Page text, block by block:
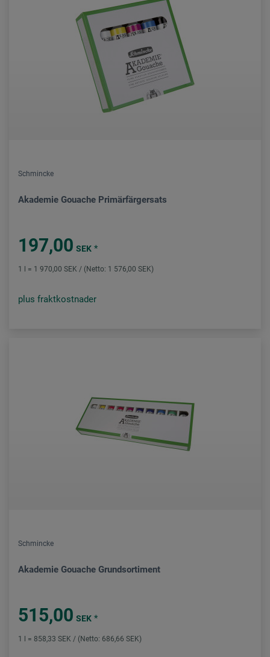
Schmincke
Akademie Gouache Primärfärgersats
197,00 SEK *
1 l = 1 970,00 SEK / (Netto: 1 576,00 SEK)
plus fraktkostnader
Schmincke
Akademie Gouache Grundsortiment
515,00 SEK *
1 l = 858,33 SEK / (Netto: 686,66 SEK)